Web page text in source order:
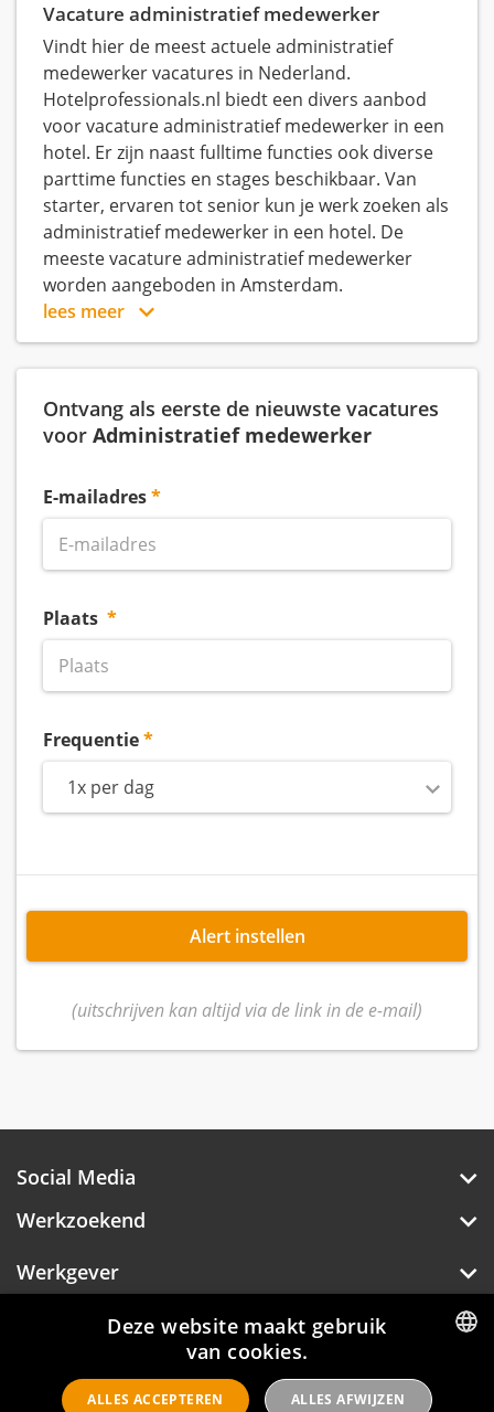
Vacature administratief medewerker
Vindt hier de meest actuele administratief
medewerker vacatures in Nederland.
Hotelprofessionals.nl biedt een divers aanbod
voor vacature administratief medewerker in een
hotel. Er zijn naast fulltime functies ook diverse
parttime functies en stages beschikbaar. Van
starter, ervaren tot senior kun je werk zoeken als
administratief medewerker in een hotel. De
meeste vacature administratief medewerker
worden aangeboden in Amsterdam.
lees meer
Ontvang als eerste de nieuwste vacatures
voor Administratief medewerker
E-mailadres
Plaats
Frequentie
1x per dag
Alert instellen
(uitschrijven kan altijd via de link in de e-mail)
Social Media
Werkzoekend
Werkgever
Over Hotelprofessionals
DUTCH
Deze website maakt gebruik
van cookies.
ALLES ACCEPTEREN ALLES AFWIJZEN